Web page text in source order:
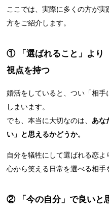
ここでは、実際に多くの方が実
方をご紹介します。
① 「選ばれること」より
視点を持つ
婚活をしていると、つい「相
しまいます。
でも、本当に大切なのは、あな
い」と思えるかどうか。
自分を犠牲にして選ばれる恋よ
心から笑える日常を選べる相手
② 「今の自分」で良いと